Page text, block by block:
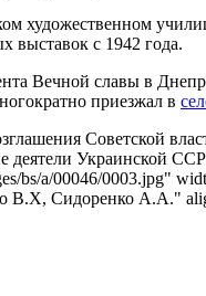
художественном
выставок с 1942 года.
Вечной славы в
приезжал в
Советской
Украинской
bs/a/00046/0003.jpg"
В.Х, Сидоренко А.А."